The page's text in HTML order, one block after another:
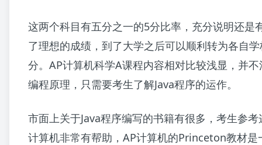
这两个科目有五分之一的5分比率，充分说明还是
了理想的成绩，到了大学之后可以顺利转为各自
分。AP计算机科学A课程内容相对比较浅显，并
编程原理，只需要考生了解Java程序的运作。
市面上关于Java程序编写的书籍有很多，考生参
计算机非常有帮助，AP计算机的Princeton教材是